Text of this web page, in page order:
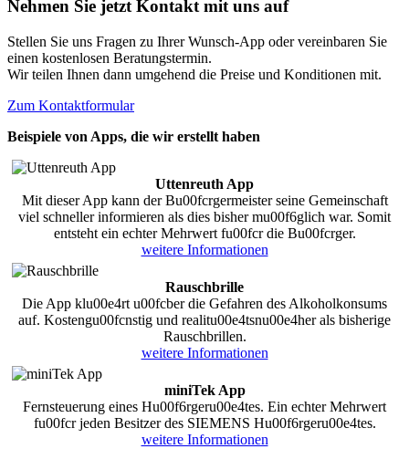
Nehmen Sie jetzt Kontakt mit uns auf
Stellen Sie uns Fragen zu Ihrer Wunsch-App oder vereinbaren Sie
einen kostenlosen Beratungstermin.
Wir teilen Ihnen dann umgehend die Preise und Konditionen mit.
Zum Kontaktformular
Beispiele von Apps, die wir erstellt haben
Uttenreuth App
Mit dieser App kann der Bu00fcrgermeister seine Gemeinschaft
viel schneller informieren als dies bisher mu00f6glich war. Somit
entsteht ein echter Mehrwert fu00fcr die Bu00fcrger.
weitere Informationen
Rauschbrille
Die App klu00e4rt u00fcber die Gefahren des Alkoholkonsums
auf. Kostengu00fcnstig und realitu00e4tsnu00e4her als bisherige
Rauschbrillen.
weitere Informationen
miniTek App
Fernsteuerung eines Hu00f6rgeru00e4tes. Ein echter Mehrwert
fu00fcr jeden Besitzer des SIEMENS Hu00f6rgeru00e4tes.
weitere Informationen